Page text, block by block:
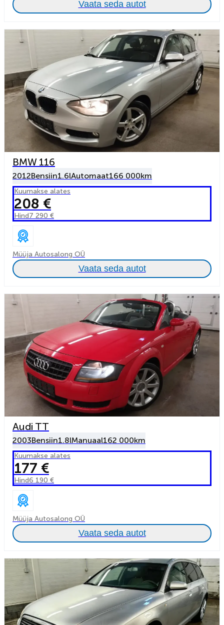
Vaata seda autot
BMW 116
2012Bensiin1.6lAutomaat166 000km
Kuumakse alates
208 €
Hind7 290 €
Müüja Autosalong OÜ
Vaata seda autot
Audi TT
2003Bensiin1.8lManuaal162 000km
Kuumakse alates
177 €
Hind6 190 €
Müüja Autosalong OÜ
Vaata seda autot